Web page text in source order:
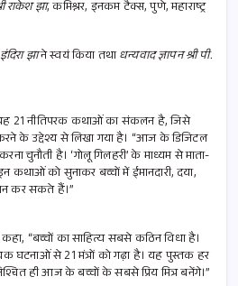
राकेश झा, कमिश्नर, इनकम टैक्स, पुणे, महाराष्ट्र
झाने स्वयं किया तथाधन्यवाद ज्ञापन श्री पी.
21 नीतिपरक कथाओं का संकलन है, जिसे
के उद्देश्य से लिखा गया है। “आज के डिजिटल
चुनौती है। ‘गोलू गिलहरी’ के माध्यम से माता-
कथाओं को सुनाकर बच्चों में ईमानदारी, दया,
कर सकते हैं।”
“बच्चों का साहित्य सबसे कठिन विधा है।
घटनाओं से 21 मंत्रों को गढ़ा है। यह पुस्तक हर
ही आज के बच्चों के सबसे प्रिय मित्र बनेंगे।”